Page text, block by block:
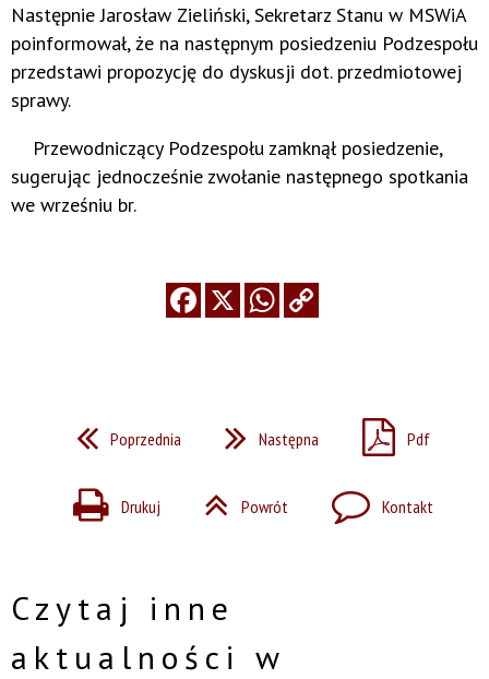
Następnie Jarosław Zieliński, Sekretarz Stanu w MSWiA
poinformował, że na następnym posiedzeniu Podzespołu
przedstawi propozycję do dyskusji dot. przedmiotowej
sprawy.
Przewodniczący Podzespołu zamknął posiedzenie,
sugerując jednocześnie zwołanie następnego spotkania
we wrześniu br.
Poprzednia Następna Pdf
Drukuj Powrót Kontakt
Czytaj inne
aktualności w